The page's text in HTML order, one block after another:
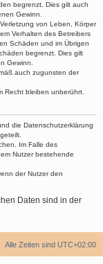
begrenzt. Dies gilt auch
Gewinn.
von Leben, Körper
Verhalten des Betreibers
Schäden und im Übrigen
begrenzt. Dies gilt
Gewinn.
auch zugunsten der
Recht bleiben unberührt.
die Datenschutzerklärung
Im Falle des
Nutzer bestehende
der Nutzer den
Daten sind in der
Alle Zeiten sind UTC+02:00